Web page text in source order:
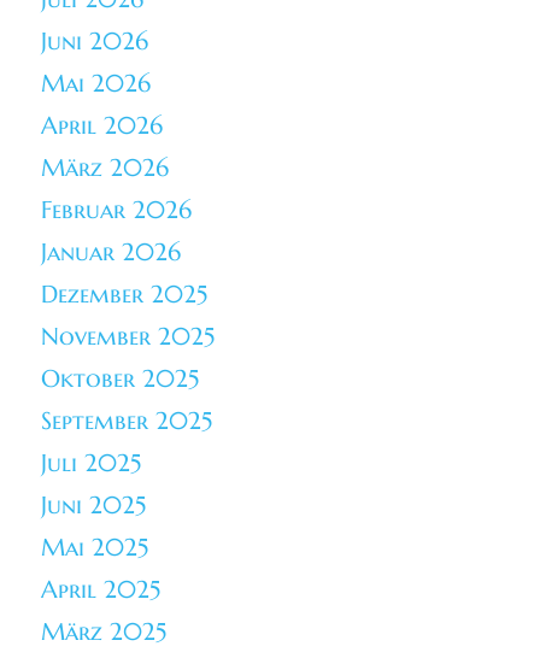
Juni 2026
Mai 2026
April 2026
März 2026
Februar 2026
Januar 2026
Dezember 2025
November 2025
Oktober 2025
September 2025
Juli 2025
Juni 2025
Mai 2025
April 2025
März 2025